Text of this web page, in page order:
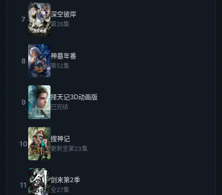
7
深空彼岸
第26集
8
神墓年番
第52集
9
择天记3D动画版
已完结
10
搜神记
更新至第23集
11
剑来第2季
全27集